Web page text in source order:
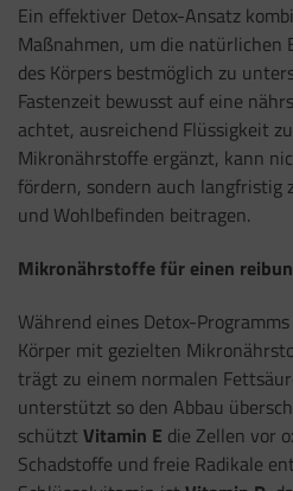
Ein effektiver Detox-Ansatz
Maßnahmen, um die natürlichen
des Körpers bestmöglich zu
Fastenzeit bewusst auf eine
achtet, ausreichend Flüssigkeit
Mikronährstoffe ergänzt, kann
fördern, sondern auch langfristig
und Wohlbefinden beitragen.
Mikronährstoffe für einen
Während eines Detox-
Körper mit gezielten
trägt zu einem normalen
unterstützt so den Abbau
schützt Vitamin E die Zellen vor
Schadstoffe und freie Radikale